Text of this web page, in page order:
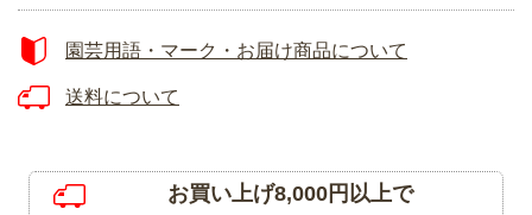
園芸用語・マーク・お届け商品について
送料について
お買い上げ8,000円以上で